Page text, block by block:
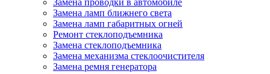
Замена ламп ближнего света
Замена ламп габаритных огней
Ремонт стеклоподъемника
Замена стеклоподъемника
Замена механизма стеклоочистителя
Замена ремня генератора